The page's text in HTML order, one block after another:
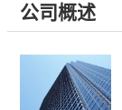
公司概述